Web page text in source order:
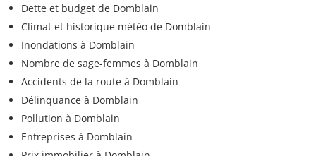
Dette et budget de Domblain
Climat et historique météo de Domblain
Inondations à Domblain
Nombre de sage-femmes à Domblain
Accidents de la route à Domblain
Délinquance à Domblain
Pollution à Domblain
Entreprises à Domblain